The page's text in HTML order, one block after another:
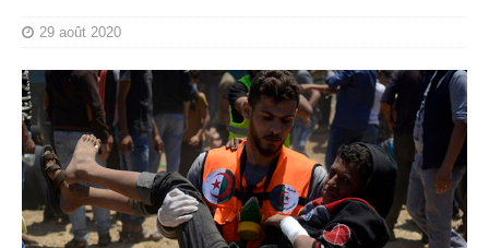
29 août 2020